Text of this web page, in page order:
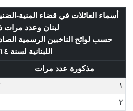
أسماء العائلات في قضاء المنية-
لبنان وعدد مرات
حسب لوائح الناخبين الرسمية
اللبنانية لسنة ٢٠١٤
مذكورة عدد مرات
١
٢